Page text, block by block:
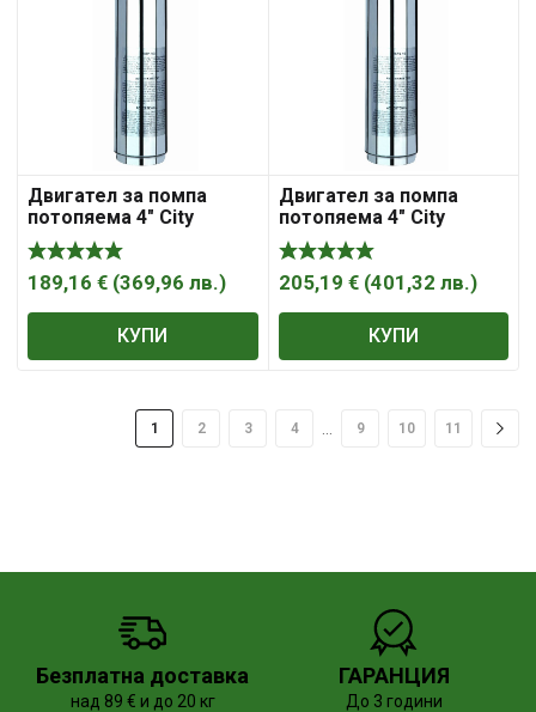
Двигател за помпа
потопяема 4″ City
Pumps SM10-4RM
189,16 € (369,96 лв.)
КУПИ
Двигател за помпа
потопяема 4″ City
Pumps SM15-4RM
205,19 € (401,32 лв.)
КУПИ
1 2 3 4 9 10 11
Безплатна доставка
над 89 € и до 20 кг
ГАРАНЦИЯ
До 3 години